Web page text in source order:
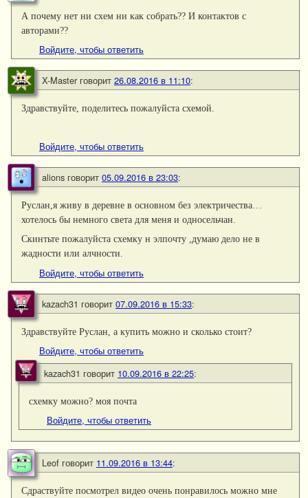
А почему нет ни схем ни как собрать?? И контактов с
авторами??
Войдите, чтобы ответить
X-Master говорит 26.08.2016 в 11:10:
Здравствуйте, поделитесь пожалуйста схемой.
Войдите, чтобы ответить
alions говорит 05.09.2016 в 23:03:
Руслан,я живу в деревне в основном без электричества…
хотелось бы немного света для меня и односельчан.
Скинтьте пожалуйста схемку н элпочту ,думаю дело не в
жадности или алчности.
Войдите, чтобы ответить
kazach31 говорит 07.09.2016 в 15:33:
Здравствуйте Руслан, а купить можно и сколько стоит?
Войдите, чтобы ответить
kazach31 говорит 10.09.2016 в 22:25:
схемку можно? моя почта
Войдите, чтобы ответить
Leof говорит 11.09.2016 в 13:44:
Сдраствуйте посмотрел видео очень понравилось можно мне